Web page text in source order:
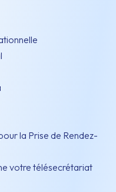
la Prise de Rendez-
votre télésecrétariat